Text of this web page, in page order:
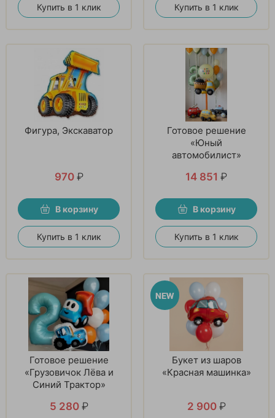
Купить в 1 клик Купить в 1 клик
Фигура, Экскаватор
970 ₽
В корзину
Купить в 1 клик
Готовое решение
«Юный
автомобилист»
14 851 ₽
В корзину
Купить в 1 клик
Готовое решение
«Грузовичок Лёва и
Синий Трактор»
5 280 ₽
Букет из шаров
«Красная машинка»
2 900 ₽